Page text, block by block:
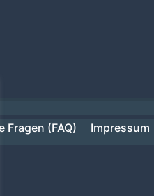
Fragen (FAQ) Impressum